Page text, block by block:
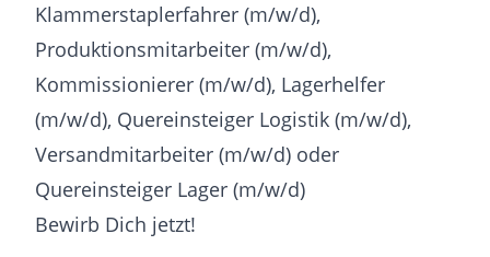
Klammerstaplerfahrer (m/w/d),
Produktionsmitarbeiter (m/w/d),
Kommissionierer (m/w/d), Lagerhelfer
(m/w/d), Quereinsteiger Logistik (m/w/d),
Versandmitarbeiter (m/w/d) oder
Quereinsteiger Lager (m/w/d)
Bewirb Dich jetzt!